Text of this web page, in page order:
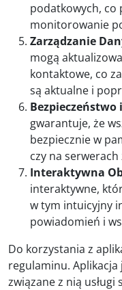
podatkowych, co
monitorowanie
Zarządzanie
mogą
kontaktowe, co
są aktualne i
Bezpieczeństwo
gwarantuje, że
bezpiecznie w
czy na
Interaktywna
interaktywne,
w tym intuicyjny
powiadomień i
Do korzystania z
regulaminu. Aplikacja
związane z nią usługi